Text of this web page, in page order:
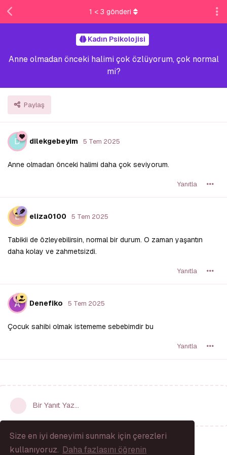
Size en iyi deneyimi sunmak için çerezleri
kullanıyoruz. Daha fazlasını öğrenin
Kadın Psikolojisi
Anne olmadan önceki halimi çok özlüyorum, çok normal
mi?
Paylaş
1 < 3 gönderi
D dilekgebeyim 5 Tem 2025
Anne olmadan önceki halimi daha çok seviyorum.
Yanıtla
E eliza0100 5 Tem 2025
Tabikii de özleyebilirsin, normal bir durum. O zaman yaşantın
daha kolay ve zahmetsizdi.
Yanıtla
Denefiko 5 Tem 2025
Çocuk sahibi olmak istememe sebebimdir bu
Yanıtla
Bir Yanıt Yaz...